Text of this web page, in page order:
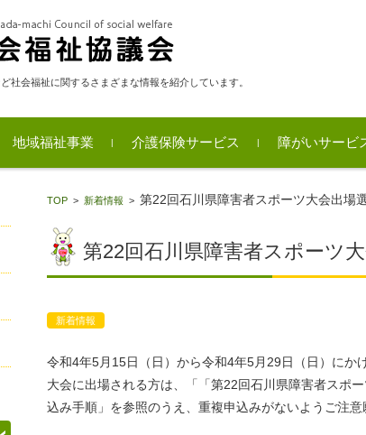
社会福祉に関するさまざまな情報を紹介しています。
地域福祉事業 介護保険サービス 障がいサービ
TOP> 新着情報 > 第22回石川県障害者スポーツ大会出場
第22回石川県障害者スポーツ
新着情報
令和4年5月15日（日）から令和4年5月29日（日）にか
大会に出場される方は、「「第22回石川県障害者スポ
込み手順」を参照のうえ、重複申込みがないようご注意